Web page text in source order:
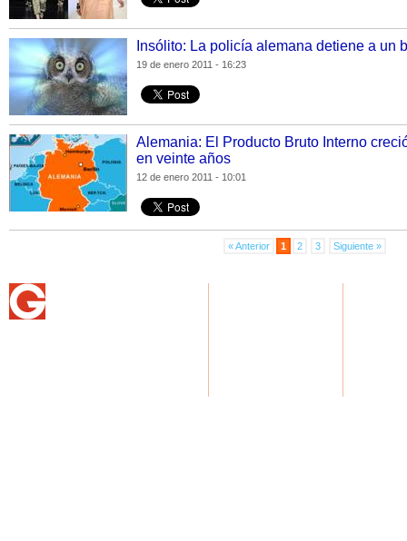
Insólito: La policía alemana detiene a un
19 de enero 2011 - 16:23
Alemania: El Producto Bruto Interno
en veinte años
12 de enero 2011 - 10:01
« Anterior 1 2 3 Siguiente »